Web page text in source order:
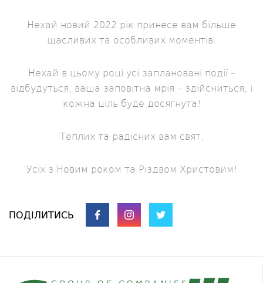
Нехай новий 2022 рік принесе вам більше
щасливих та особливих моментів.
Нехай в цьому році усі заплановані події –
відбудуться, ваша заповітна мрія – здійсниться, і
кожна ціль буде досягнута!
Теплих та радісних вам свят.
Усіх з Новим роком та Різдвом Христовим!
ПОДІЛИТИСЬ